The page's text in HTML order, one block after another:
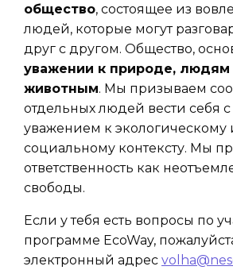
общество, состоящее из
людей, которые могут
друг с другом. Общество,
уважении к природе, людям
животным. Мы призываем
отдельных людей вести себя с
уважением к экологическому
социальному контексту. Мы
ответственность как
свободы.
Если у тебя есть вопросы по
программе EcoWay,
электронный адрес